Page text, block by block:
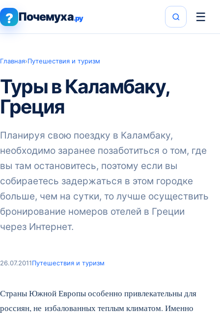
? Почемуха.ру ☰
Главная›Путешествия и туризм
Туры в Каламбаку,
Греция
Планируя свою поездку в Каламбаку,
необходимо заранее позаботиться о том, где
вы там остановитесь, поэтому если вы
собираетесь задержаться в этом городке
больше, чем на сутки, то лучше осуществить
бронирование номеров отелей в Греции
через Интернет.
26.07.2011Путешествия и туризм
Страны Южной Европы особенно привлекательны для
россиян, не избалованных теплым климатом. Именно